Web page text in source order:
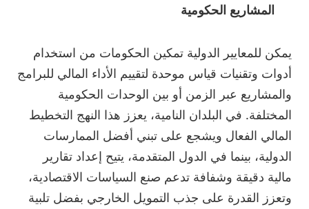
المشاريع الحكومية
يمكن للمعايير الدولية تمكين الحكومات من استخدام
أدوات وتقنيات قياس موحدة لتقييم الأداء المالي للبرامج
والمشاريع عبر الزمن أو بين الوحدات الحكومية
المختلفة. في البلدان النامية، يعزز هذا النهج التخطيط
المالي الفعال ويشجع على تبني أفضل الممارسات
الدولية، بينما في الدول المتقدمة، يتيح إعداد تقارير
مالية دقيقة وشفافة تدعم صنع السياسات الاقتصادية،
وتعزز القدرة على جذب التمويل الخارجي بفضل تلبية